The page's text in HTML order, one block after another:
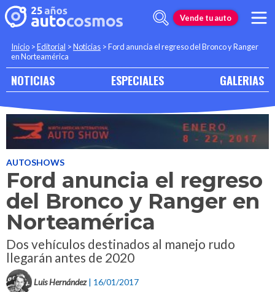
Vende tu auto
Inicio >Editorial >Noticias >Ford anuncia el regreso del Bronco y Ranger
en Norteamérica
NOTICIAS ESPECIALES GALERIAS
AUTOSHOWS
Ford anuncia el regreso
del Bronco y Ranger en
Norteamérica
Dos vehículos destinados al manejo rudo
llegarán antes de 2020
Luis Hernández | 16/01/2017